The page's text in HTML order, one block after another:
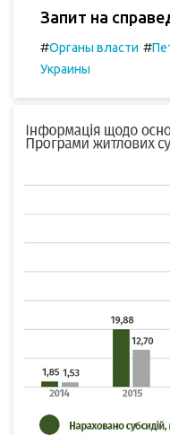
Запит на
#Органы власти #
Украины